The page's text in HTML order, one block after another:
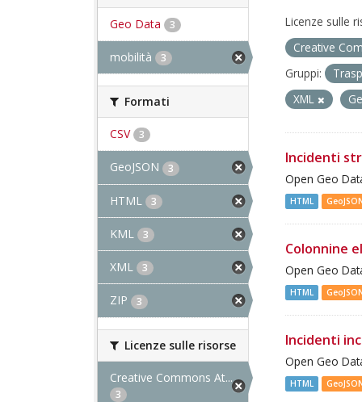
Geo Data 3
mobilità 3
Formati
CSV 3
GeoJSON 3
HTML 3
KML 3
XML 3
ZIP 3
Licenze sulle risorse
Creative Commons At...
3
Licenze sulle
Creative
Gruppi:
XML
Incidenti
Open Geo
HTML
Colonnine
Open Geo
HTML
Incidenti
Open Geo
HTML